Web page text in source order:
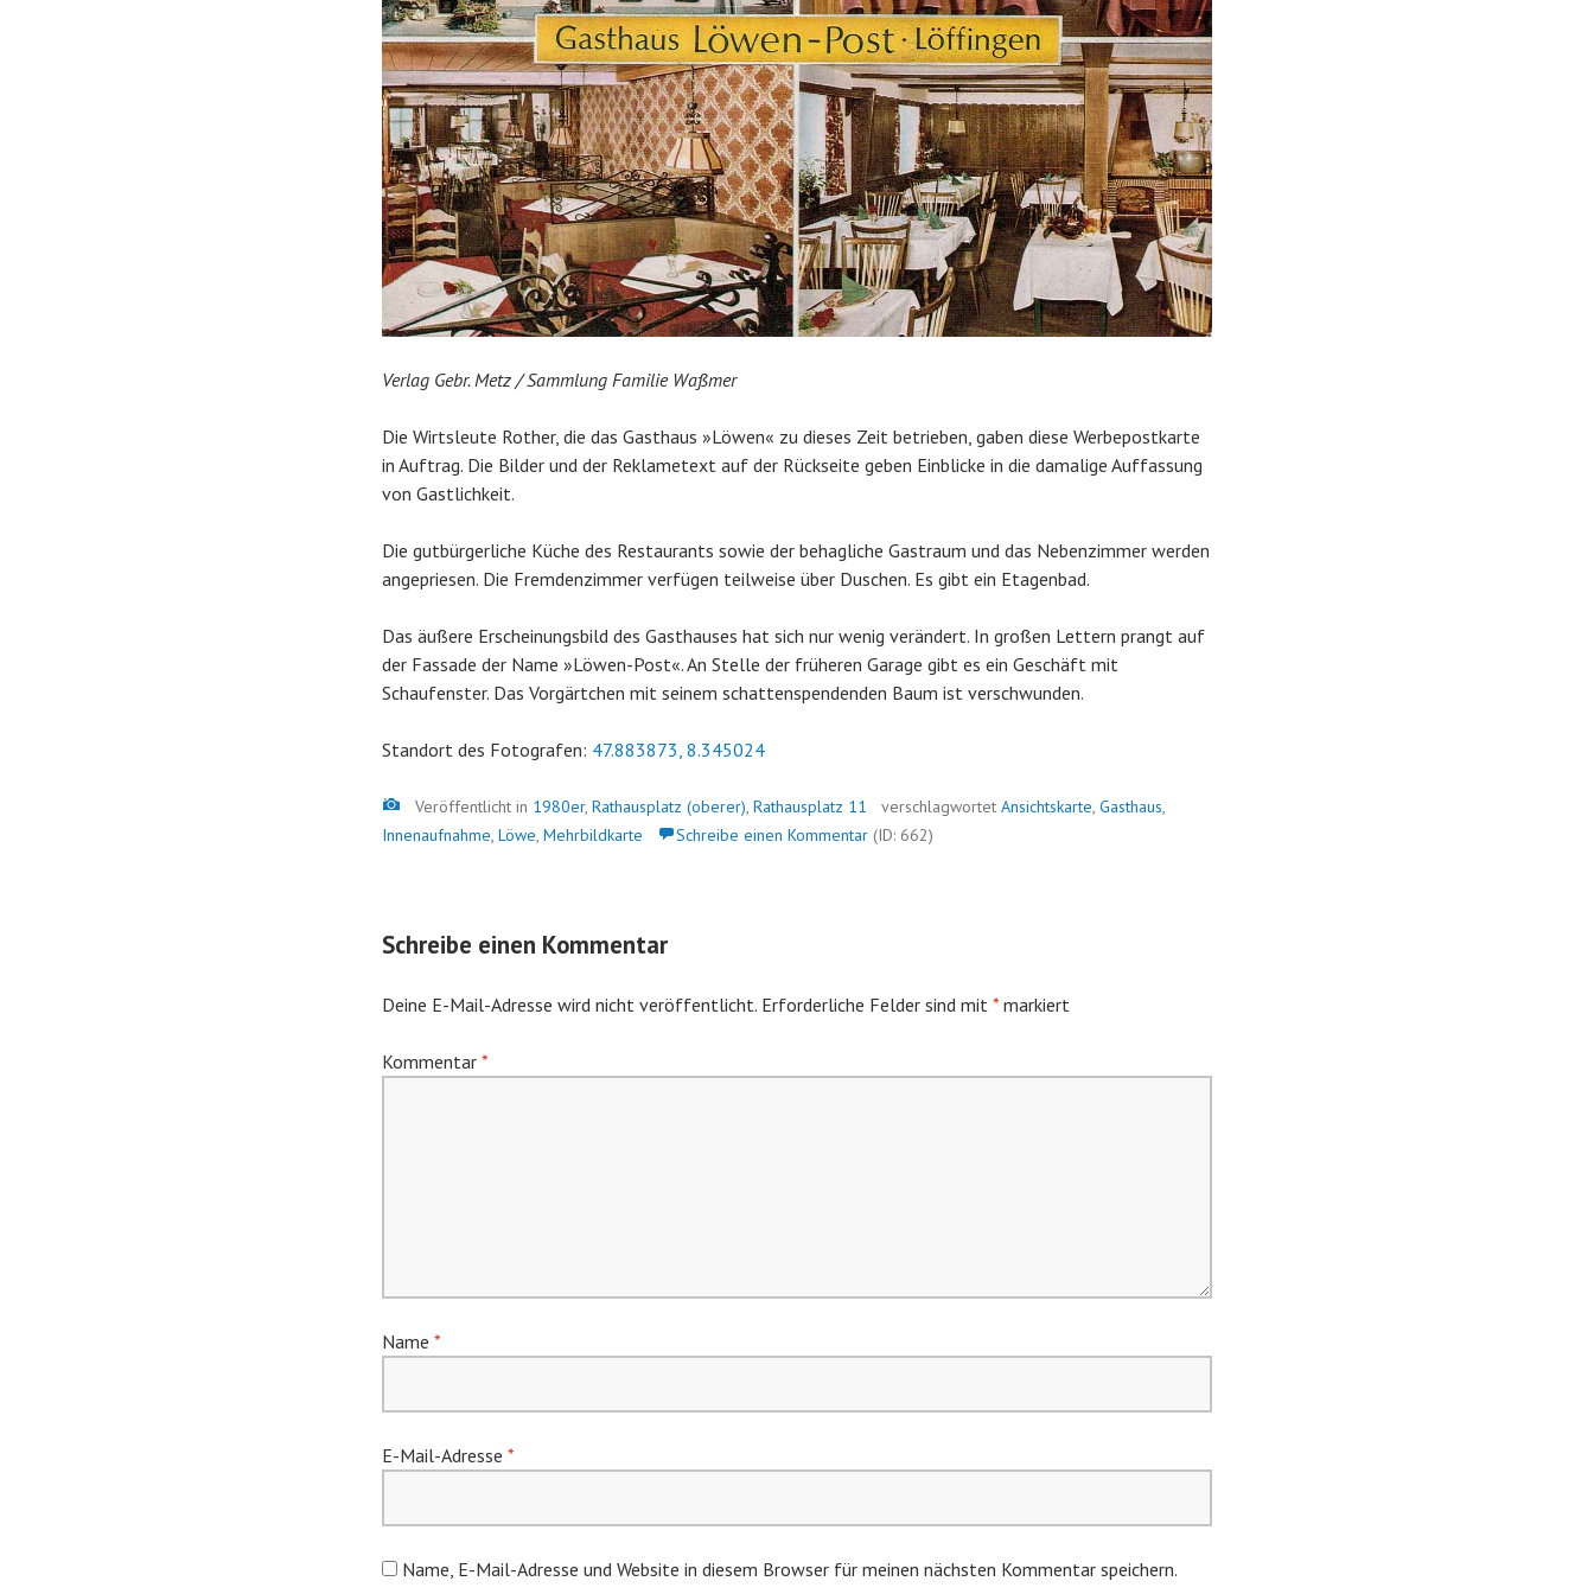
Verlag Gebr. Metz / Sammlung Familie Waßmer
Die Wirtsleute Rother, die das Gasthaus »Löwen« zu dieses Zeit betrieben, gaben diese Werbepostkarte
in Auftrag. Die Bilder und der Reklametext auf der Rückseite geben Einblicke in die damalige Auffassung
von Gastlichkeit.
Die gutbürgerliche Küche des Restaurants sowie der behagliche Gastraum und das Nebenzimmer werden
angepriesen. Die Fremdenzimmer verfügen teilweise über Duschen. Es gibt ein Etagenbad.
Das äußere Erscheinungsbild des Gasthauses hat sich nur wenig verändert. In großen Lettern prangt auf
der Fassade der Name »Löwen-Post«. An Stelle der früheren Garage gibt es ein Geschäft mit
Schaufenster. Das Vorgärtchen mit seinem schattenspendenden Baum ist verschwunden.
Standort des Fotografen: 47.883873, 8.345024
Bild
Veröffentlicht in 1980er, Rathausplatz (oberer), Rathausplatz 11 verschlagwortet Ansichtskarte, Gasthaus,
Innenaufnahme, Löwe, Mehrbildkarte Schreibe einen Kommentar (ID: 662)
Schreibe einen Kommentar
Deine E-Mail-Adresse wird nicht veröffentlicht. Erforderliche Felder sind mit * markiert
Kommentar *
Name *
E-Mail-Adresse *
Name, E-Mail-Adresse und Website in diesem Browser für meinen nächsten Kommentar speichern.